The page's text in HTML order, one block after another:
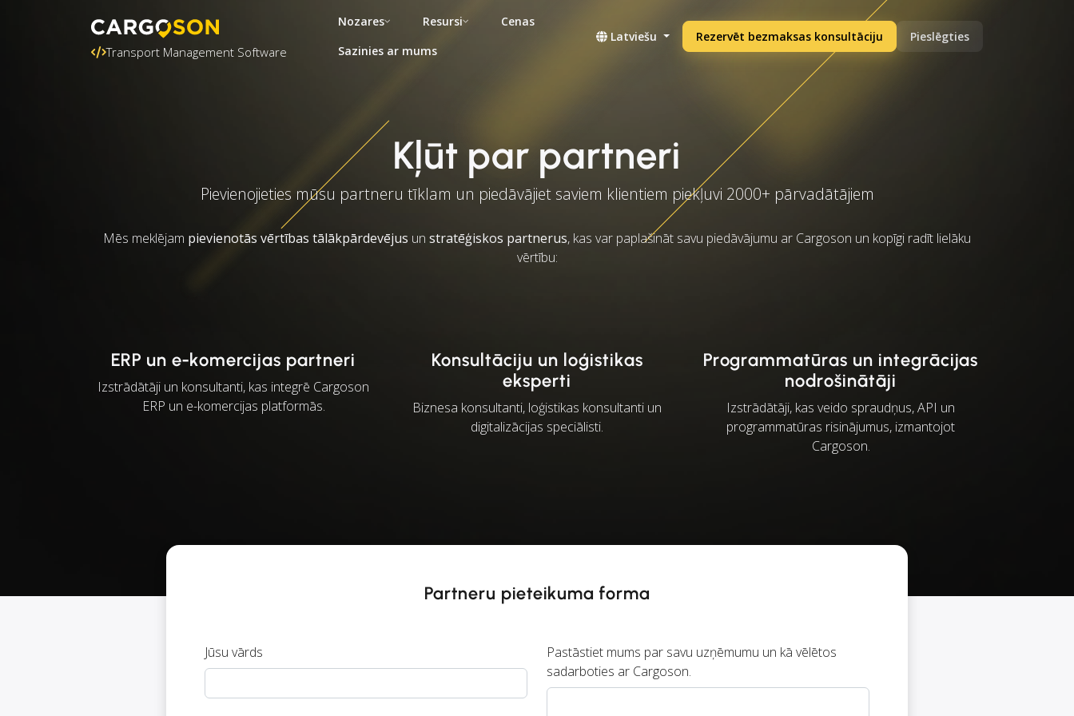
Transport Management Software
Nozares Resursi
Cenas
Sazinies ar mums
Latviešu Rezervēt bezmaksas konsultāciju Pieslēgties
Kļūt par partneri
Pievienojieties mūsu partneru tīklam un piedāvājiet saviem klientiem piekļuvi 2000+ pārvadātājiem
Mēs meklējam pievienotās vērtības tālākpārdevējus un stratēģiskos partnerus, kas var paplašināt savu piedāvājumu ar Cargoson un kopīgi radīt lielāku
vērtību:
ERP un e-komercijas partneri
Izstrādātāji un konsultanti, kas integrē Cargoson
ERP un e-komercijas platformās.
Konsultāciju un loģistikas
eksperti
Biznesa konsultanti, loģistikas konsultanti un
digitalizācijas speciālisti.
Programmatūras un integrācijas
nodrošinātāji
Izstrādātāji, kas veido spraudņus, API un
programmatūras risinājumus, izmantojot
Cargoson.
Partneru pieteikuma forma
Jūsu vārds
Pastāstiet mums par savu uzņēmumu un kā vēlētos
sadarboties ar Cargoson.